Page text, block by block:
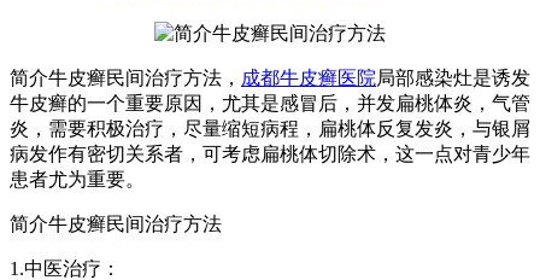
简介牛皮癣民间治疗方法， 成都牛皮癣医院局部感染灶是诱发
牛皮癣的一个重要原因，尤其是感冒后，并发扁桃体炎，气管
炎，需要积极治疗，尽量缩短病程，扁桃体反复发炎，与银屑
病发作有密切关系者，可考虑扁桃体切除术，这一点对青少年
患者尤为重要。
简介牛皮癣民间治疗方法
1.中医治疗：